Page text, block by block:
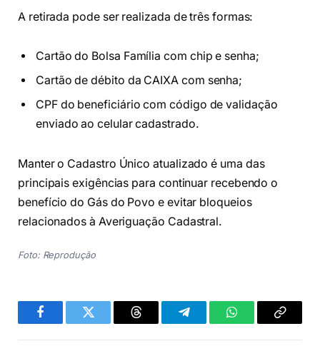
A retirada pode ser realizada de três formas:
Cartão do Bolsa Família com chip e senha;
Cartão de débito da CAIXA com senha;
CPF do beneficiário com código de validação
enviado ao celular cadastrado.
Manter o Cadastro Único atualizado é uma das
principais exigências para continuar recebendo o
benefício do Gás do Povo e evitar bloqueios
relacionados à Averiguação Cadastral.
Foto: Reprodução
FacebookTwitter Threads TelegramWhatsAppCopiar